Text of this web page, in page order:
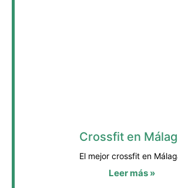
Crossfit en
El mejor crossfit en
Leer más »